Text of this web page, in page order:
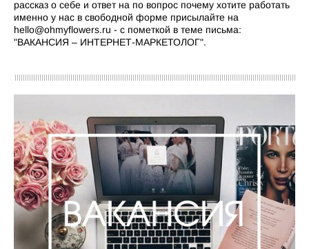
рассказ о себе и ответ на по вопрос почему хотите работать
именно у нас в свободной форме присылайте на
hello@ohmyflowers.ru - с пометкой в теме письма:
"ВАКАНСИЯ – ИНТЕРНЕТ-МАРКЕТОЛОГ".